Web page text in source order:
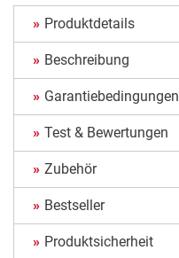
Produktdetails
Beschreibung
Garantiebedingungen
Test & Bewertungen
Zubehör
Bestseller
Produktsicherheit